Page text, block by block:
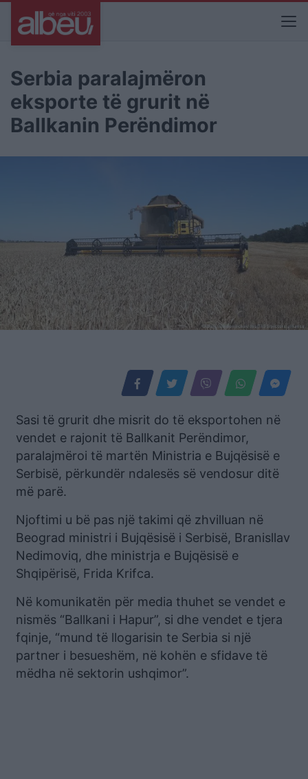
Serbia paralajmëron
eksporte të grurit në
Ballkanin Perëndimor
Sasi të grurit dhe misrit do të eksportohen në
vendet e rajonit të Ballkanit Perëndimor,
paralajmëroi të martën Ministria e Bujqësisë e
Serbisë, përkundër ndalesës së vendosur ditë
më parë.
Njoftimi u bë pas një takimi që zhvilluan në
Beograd ministri i Bujqësisë i Serbisë, Branisllav
Nedimoviq, dhe ministrja e Bujqësisë e
Shqipërisë, Frida Krifca.
Në komunikatën për media thuhet se vendet e
nismës “Ballkani i Hapur”, si dhe vendet e tjera
fqinje, “mund të llogarisin te Serbia si një
partner i besueshëm, në kohën e sfidave të
mëdha në sektorin ushqimor”.